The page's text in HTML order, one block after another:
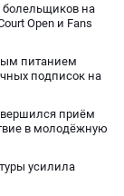
на
Open и Fans
питанием
подписок на
приём
в молодёжную
усилила